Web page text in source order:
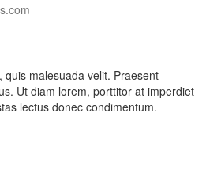
malesuada velit. Praesent
Ut diam lorem, porttitor at imperdiet
lectus donec condimentum.